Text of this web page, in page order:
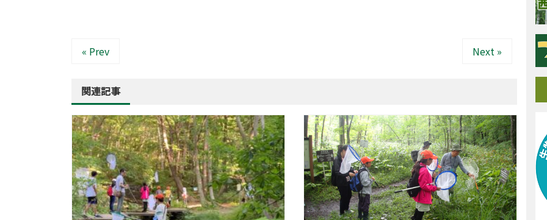
« Prev Next »
関連記事